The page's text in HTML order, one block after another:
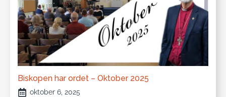
Biskopen har ordet – Oktober 2025
oktober 6, 2025